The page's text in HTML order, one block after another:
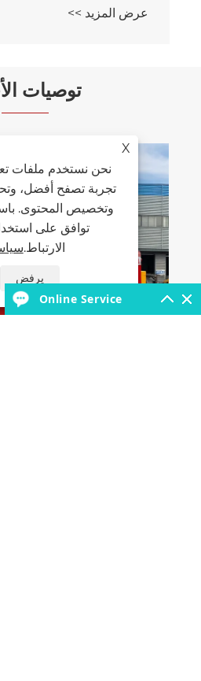
عرض المزيد >>
توصيات
كيف تعمل
المياه في
عرض
X
نحن نستخدم ملفات
تجربة تصفح أفضل،
وتخصيص المحتوى.
توافق على
الارتباط.
يرفض
Online Service